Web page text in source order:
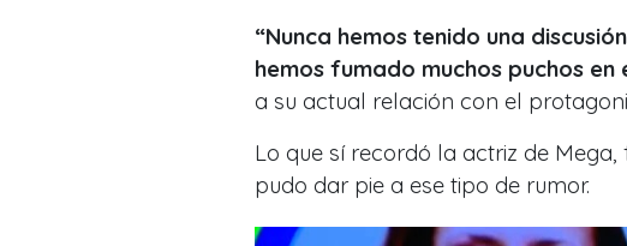
“Nunca hemos tenido una
hemos fumado muchos puchos
a su actual relación con el
Lo que sí recordó la actriz de
pudo dar pie a ese tipo de rumor.